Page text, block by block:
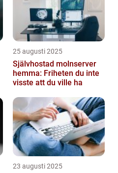
25 augusti 2025
Självhostad molnserver
hemma: Friheten du inte
visste att du ville ha
23 augusti 2025